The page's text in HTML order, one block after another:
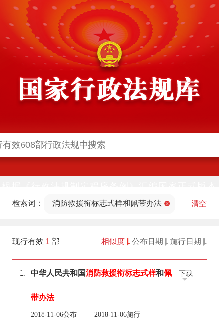
法部官网)同步公布
检索词： 消防救援衔标志式样和佩带办法 清空
现行有效 1 部 相似度 公布日期 施行日期
1. 中华人民共和国消防救援衔标志式样和佩
带办法
2018-11-06公布 2018-11-06施行
下载